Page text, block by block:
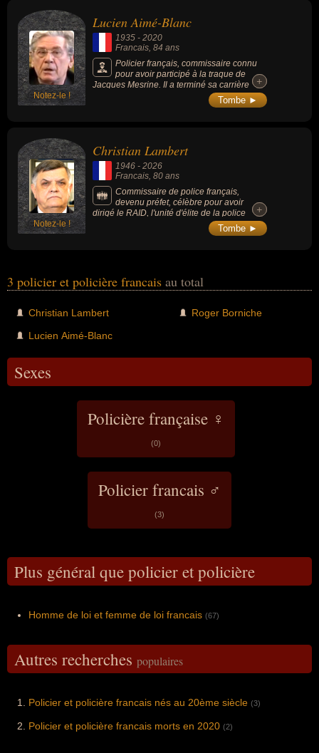
Notez-le !
Lucien Aimé-Blanc
1935 - 2020
Francais , 84 ans
Policier français, commissaire connu
pour avoir participé à la traque de
Jacques Mesrine. Il a terminé sa carrière
comme Contrôleur Général de la Police
nationale et fut chef adjoint de la brigade de
le crime organisé).
+
+
Tombe ►
Notez-le !
Christian Lambert
1946 - 2026
Francais, 80 ans
Commissaire de police français,
devenu préfet, célèbre pour avoir
dirigé le RAID, l'unité d'élite de la police
nationale, et notamment pour avoir mené
l'assaut lors de la prise d'otages de la
au début des années 2000. Son mandat en
tant que préfet de la Seine-Saint-Denis, de
d'homme à poigne en raison de sa politique
de fermeté et de lutte intensive contre les
trafics.
+
+
Tombe ►
3 policier et policière francais au total
Christian Lambert
Lucien Aimé-Blanc
Roger Borniche
Sexes
Policière française ♀
(0)
Policier francais ♂
(3)
Plus général que policier et policière
Homme de loi et femme de loi francais (67)
Autres recherches populaires
Policier et policière francais nés au 20ème siècle (3)
Policier et policière francais morts en 2020 (2)